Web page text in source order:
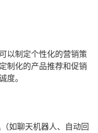
以制定个性化的营销策
制化的产品推荐和促销
度。
如聊天机器人、自动回